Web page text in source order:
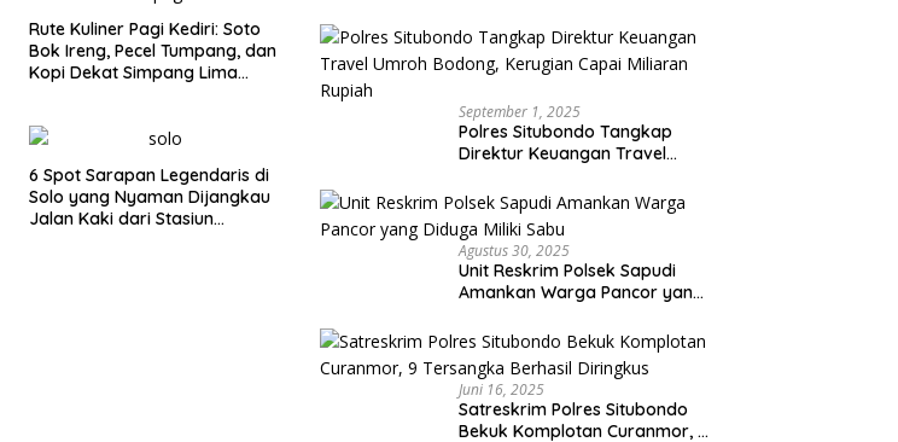
Rute Kuliner Pagi Kediri: Soto
Bok Ireng, Pecel Tumpang, dan
Kopi Dekat Simpang Lima
6 Spot Sarapan Legendaris di
Solo yang Nyaman Dijangkau
Jalan Kaki dari Stasiun
September 1, 2025
Polres Situbondo Tangkap
Direktur Keuangan Travel
Capai Miliaran Rupiah
Agustus 30, 2025
Unit Reskrim Polsek Sapudi
Amankan Warga Pancor yang
Juni 16, 2025
Satreskrim Polres Situbondo
Bekuk Komplotan Curanmor, 9